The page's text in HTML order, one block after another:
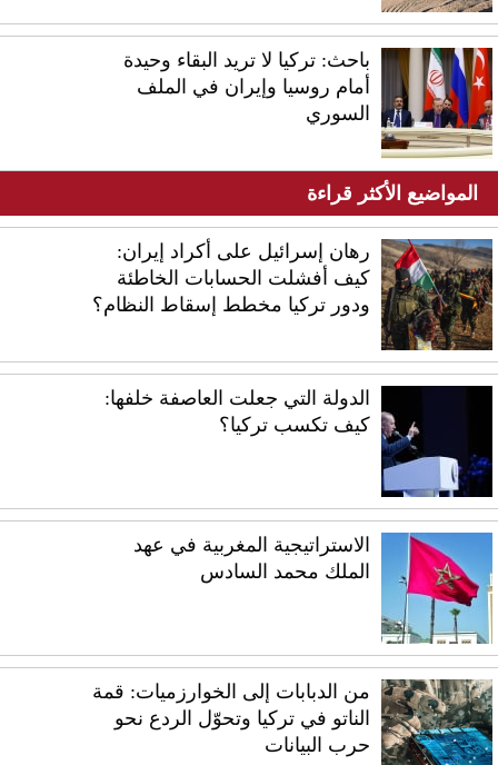
باحث: تركيا لا تريد البقاء وحيدة
أمام روسيا وإيران في الملف
السوري
المواضيع الأكثر قراءة
رهان إسرائيل على أكراد إيران:
كيف أفشلت الحسابات الخاطئة
ودور تركيا مخطط إسقاط النظام؟
الدولة التي جعلت العاصفة خلفها:
كيف تكسب تركيا؟
الاستراتيجية المغربية في عهد
الملك محمد السادس
من الدبابات إلى الخوارزميات: قمة
الناتو في تركيا وتحوّل الردع نحو
حرب البيانات